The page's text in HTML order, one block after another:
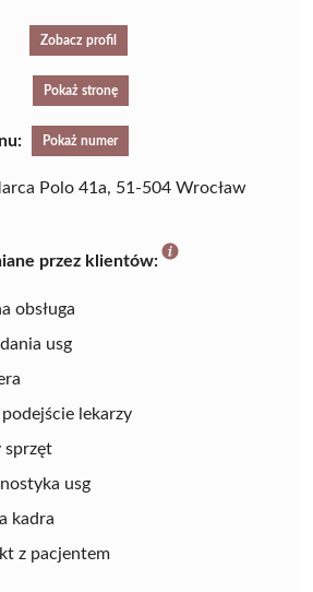
Zobacz profil
Pokaż stronę
Pokaż numer
Polo 41a, 51-504 Wrocław
przez klientów:
obsługa
usg
lekarzy
sprzęt
usg
kadra
z pacjentem